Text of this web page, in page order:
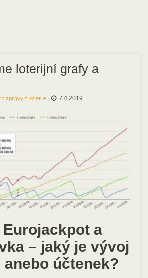
loterijní grafy a
zprávy z loterie 7.4.2019
a
– jaký je vývoj
účtenek?